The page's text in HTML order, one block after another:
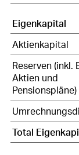
Eigenkapital
Aktienkapital
Reserven (inkl.
Aktien und
Pensionspläne)
Total